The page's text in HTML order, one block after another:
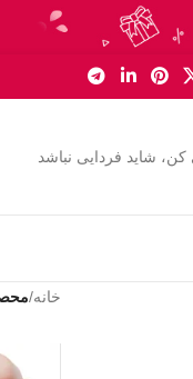
شاید فردایی نباشد
خانه/